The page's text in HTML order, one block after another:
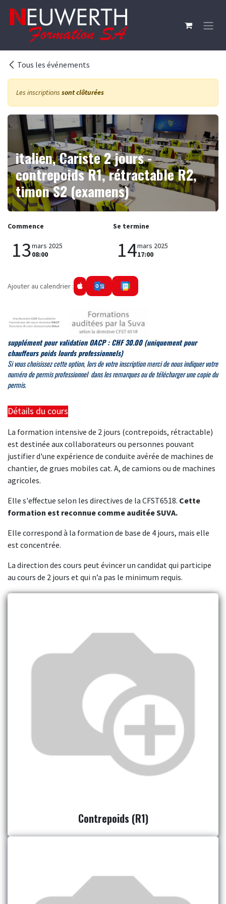
Tous les événements
Les inscriptions sont clôturées
italien, Cariste 2 jours -
contrepoids R1, rétractable R2,
timon S2 (examens)
Commence
13mars 2025
08:00
Se termine
14mars 2025
17:00
Ajouter au calendrier :
supplément pour validation OACP : CHF 30.00(uniquement pour
chauffeurs poids lourds professionnels)
Sivous choisissez cette option, lors de votre inscription merci denous indiquer votre
numéro de permis professionnel dans les remarques ou de télécharger une copie du
permis.
Détails du cours
La formation intensive de 2 jours (contrepoids, rétractable)
est destinée aux collaborateurs ou personnes pouvant
justifier d'une expérience de conduite avérée de machines de
chantier, de grues mobiles cat. A, de camions ou de machines
agricoles.
Elle s'effectue selon les directives de la CFST6518. Cette
formation est reconnue comme auditée SUVA.
Elle correspond à la formation de base de 4 jours, mais elle
est concentrée.
La direction des cours peut évincer un candidat qui participe
au cours de 2 jours et qui n’a pas le minimum requis.
Contrepoids (R1)